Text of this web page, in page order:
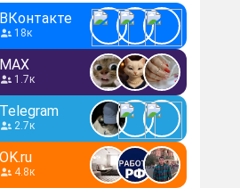
18к
1.7к
2.7к
4.8к